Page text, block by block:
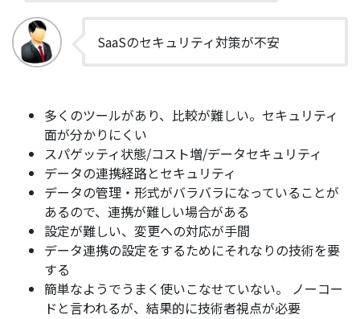
SaaSのセキュリティ対策が不安
多くのツールがあり、比較が難しい。セキュリティ
面が分かりにくい
スパゲッティ状態/コスト増/データセキュリティ
データの連携経路とセキュリティ
データの管理・形式がバラバラになっていることが
あるので、連携が難しい場合がある
設定が難しい、変更への対応が手間
データ連携の設定をするためにそれなりの技術を要
する
簡単なようでうまく使いこなせていない。 ノーコー
ドと言われるが、結果的に技術者視点が必要